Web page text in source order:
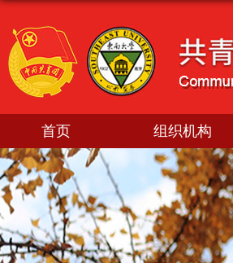
首页 组织机构